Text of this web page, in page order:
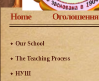
Home Оголошення
Our School
The Teaching Process
НУШ